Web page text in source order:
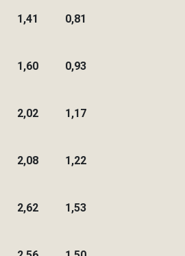
1,41 0,81
1,60 0,93
2,02 1,17
2,08 1,22
2,62 1,53